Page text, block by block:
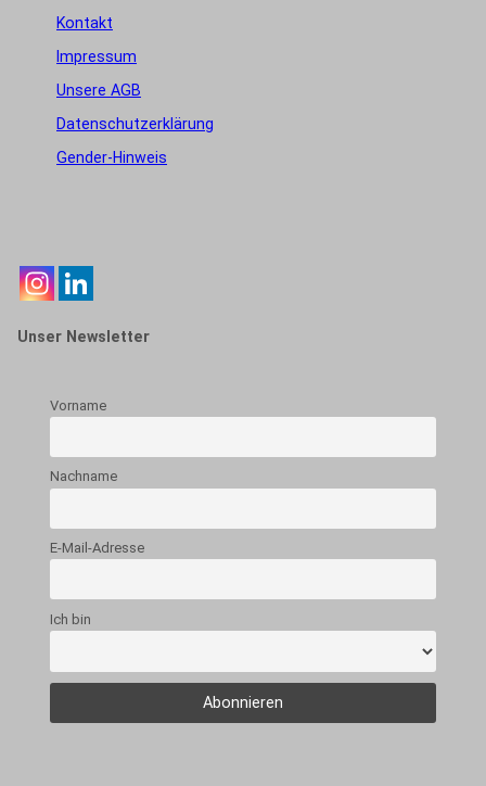
Kontakt
Impressum
Unsere AGB
Datenschutzerklärung
Gender-Hinweis
Unser Newsletter
Vorname
Nachname
E-Mail-Adresse
Ich bin